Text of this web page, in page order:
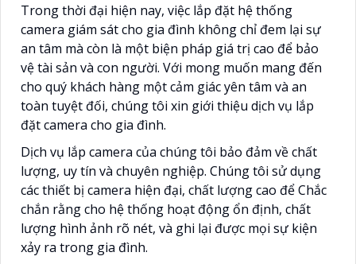
Trong thời đại hiện nay, việc lắp đặt hệ thống
camera giám sát cho gia đình không chỉ đem lại sự
an tâm mà còn là một biện pháp giá trị cao để bảo
vệ tài sản và con người. Với mong muốn mang đến
cho quý khách hàng một cảm giác yên tâm và an
toàn tuyệt đối, chúng tôi xin giới thiệu dịch vụ lắp
đặt camera cho gia đình.
Dịch vụ lắp camera của chúng tôi bảo đảm về chất
lượng, uy tín và chuyên nghiệp. Chúng tôi sử dụng
các thiết bị camera hiện đại, chất lượng cao để Chắc
chắn rằng cho hệ thống hoạt động ổn định, chất
lượng hình ảnh rõ nét, và ghi lại được mọi sự kiện
xảy ra trong gia đình.